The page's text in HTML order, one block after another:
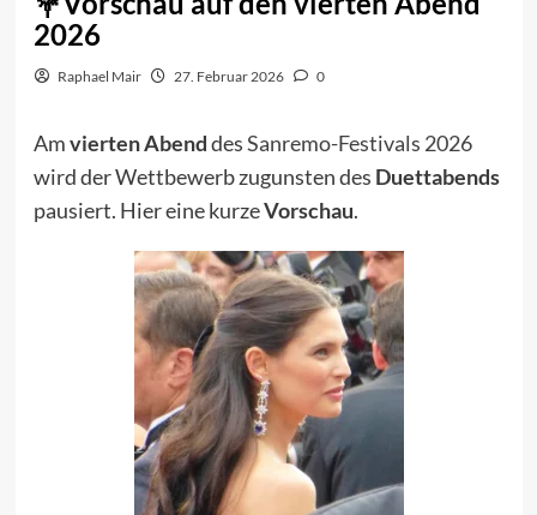
2026
Raphael Mair 27. Februar 2026 0
Amvierten AbenddesSanremo-Festivals 2026
wird der Wettbewerb zugunsten des Duettabends
pausiert. Hier eine kurzeVorschau.